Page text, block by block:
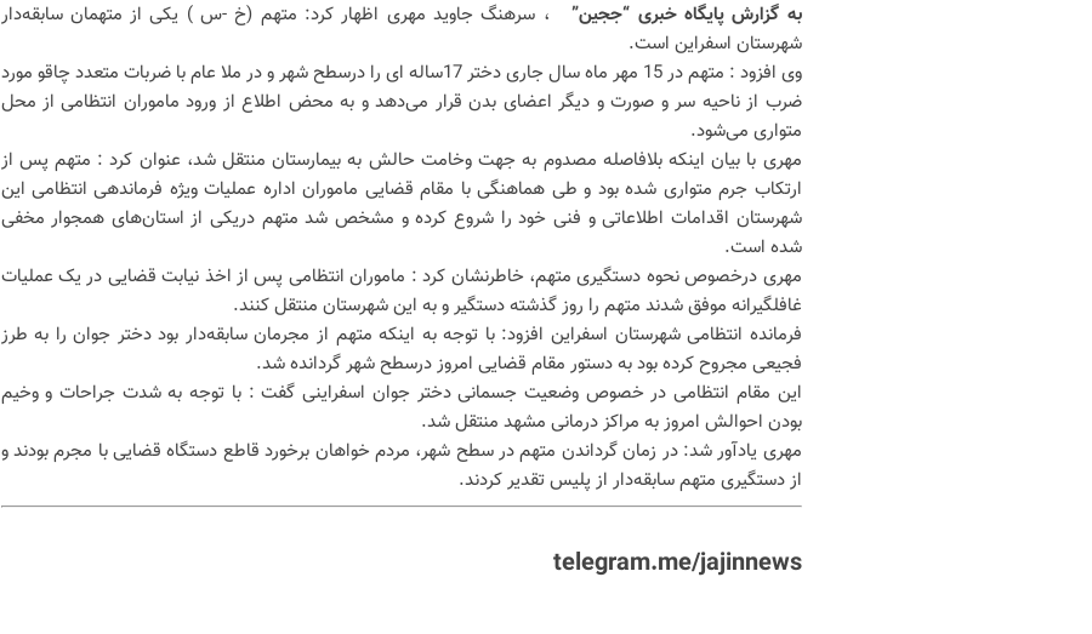
به گزارش پایگاه خبری “ججین”
، سرهنگ جاوید مهری اظهار کرد: متهم (خ -س ) یکی از متهمان سابقه‌دار
شهرستان اسفراین است.
وی افزود : متهم در 15 مهر ماه سال جاری دختر 17ساله ای را درسطح شهر و در ملا عام با ضربات متعدد چاقو مورد
ضرب از ناحیه سر و صورت و دیگر اعضای بدن قرار می‌دهد و به محض اطلاع از ورود ماموران انتظامی از محل
متواری می‌شود.
مهری با بیان اینکه بلافاصله مصدوم به جهت وخامت حالش به بیمارستان منتقل شد، عنوان کرد : متهم پس از
ارتکاب جرم متواری شده بود و طی هماهنگی با مقام قضایی ماموران اداره عملیات ویژه فرماندهی انتظامی این
شهرستان اقدامات اطلاعاتی و فنی خود را شروع کرده و مشخص شد متهم دریکی از استان‌های همجوار مخفی
شده است.
مهری درخصوص نحوه دستگیری متهم، خاطرنشان کرد : ماموران انتظامی پس از اخذ نیابت قضایی در یک عملیات
غافلگیرانه موفق شدند متهم را روز گذشته دستگیر و به این شهرستان منتقل کنند.
فرمانده انتظامی شهرستان اسفراین افزود: با توجه به اینکه متهم از مجرمان سابقه‌دار بود دختر جوان را به طرز
فجیعی مجروح کرده بود به دستور مقام قضایی امروز درسطح شهر گردانده شد.
این مقام انتظامی در خصوص وضعیت جسمانی دختر جوان اسفراینی گفت : با توجه به شدت جراحات و وخیم
بودن احوالش امروز به مراکز درمانی مشهد منتقل شد.
مهری یادآور شد: در زمان گرداندن متهم در سطح شهر، مردم خواهان برخورد قاطع دستگاه قضایی با مجرم بودند و
از دستگیری متهم سابقه‌دار از پلیس تقدیر کردند.
telegram.me/jajinnews